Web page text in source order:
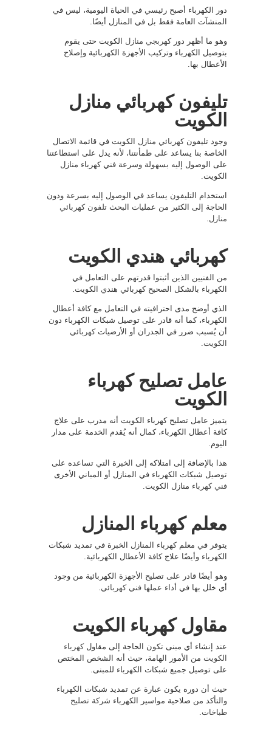
دور الكهرباء أصبح رئيسي في الحياة اليومية، ليس في
المنشآت العامة فقط بل في المنازل أيضًا.
وهو ما أظهر دوركهربجي منازل الكويت حتى يقوم
بتوصيل الكهرباء وتركيب الأجهزة الكهربائية وإصلاح
الأعطال بها.
تليفون كهربائي منازل
الكويت
وجود تليفونكهربائي منازل الكويت في قائمة الاتصال
الخاصة بنا يساعد على طمأنتنا، لأنه يدل على استطاعتنا
على الوصول إليه بسهولة وسرعة فني كهرباء منازل
الكويت.
استخدام التليفون يساعد في الوصول إليه بسرعة ودون
الحاجة إلى الكثير من عمليات البحث تلفون كهربائي
منازل.
كهربائي هندي الكويت
من الفنيين الذين أثبتوا قدرتهم على التعامل في
الكهرباء بالشكل الصحيح كهربائي هندي الكويت.
الذي أوضح مدى احترافيته في التعامل مع كافة أعطال
الكهرباء، كما أنه قادر على توصيل شبكات الكهرباء دون
أن يُسبب ضرر في الجدران أو الأرضياتكهربائي
الكويت.
عامل تصليح كهرباء
الكويت
يتميز عامل تصليح كهرباء الكويت أنه مدرب على علاج
كافة أعطال الكهرباء، كمال أنه يُقدم الخدمة على مدار
اليوم.
هذا بالإضافة إلى امتلاكه إلى الخبرة التي تساعده على
توصيل شبكات الكهرباء في المنازل أو المباني الأخرى
فني كهرباء منازل الكويت.
معلم كهرباء المنازل
يتوفر في معلم كهرباء المنازل الخبرة في تمديد شبكات
الكهرباء وأيضًا علاج كافة الأعطال الكهربائية.
وهو أيضًا قادر على تصليح الأجهزة الكهربائية من وجود
أي خلل بها في أداء عملها فني كهربائي.
مقاول كهرباء الكويت
عند إنشاء أي مبنى تكون الحاجة إلى مقاولكهرباء
الكويت من الأمور الهامة، حيث أنه الشخص المختص
على توصيل جميع شبكات الكهرباء للمبنى.
حيث أن دوره يكون عبارة عن تمديد شبكات الكهرباء
والتأكد من صلاحية مواسير الكهرباء شركة تصليح
طباخات.